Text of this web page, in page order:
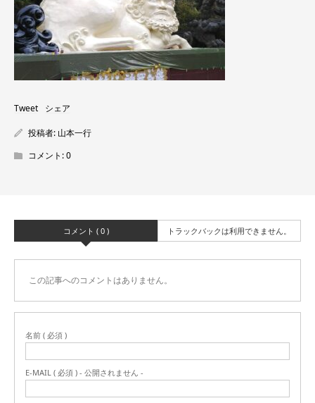
Tweet シェア
投稿者: 山本一行
コメント:0
コメント ( 0 ) トラックバックは利用できません。
この記事へのコメントはありません。
名前 ( 必須 )
E-MAIL ( 必須 ) - 公開されません -